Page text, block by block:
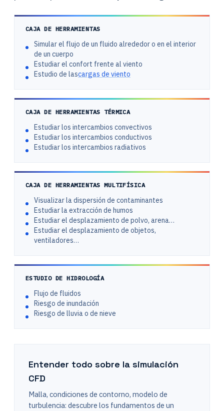
CAJA DE HERRAMIENTAS
Simular el flujo de un fluido alrededor o en el interior
de un cuerpo
Estudiar el confort frente al viento
Estudio de lascargas de viento
CAJA DE HERRAMIENTAS TÉRMICA
Estudiar los intercambios convectivos
Estudiar los intercambios conductivos
Estudiar los intercambios radiativos
CAJA DE HERRAMIENTAS MULTIFÍSICA
Visualizar la dispersión de contaminantes
Estudiar la extracción de humos
Estudiar el desplazamiento de polvo, arena…
Estudiar el desplazamiento de objetos,
ventiladores…
ESTUDIO DE HIDROLOGÍA
Flujo de fluidos
Riesgo de inundación
Riesgo de lluvia o de nieve
Entender todo sobre la simulación
CFD
Malla, condiciones de contorno, modelo de
turbulencia: descubre los fundamentos de un